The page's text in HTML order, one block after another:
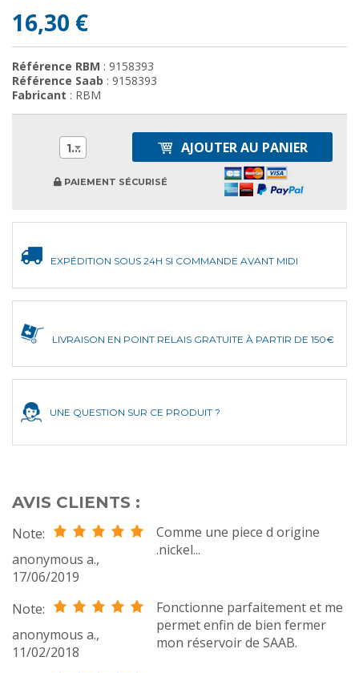
16,30 €
Référence RBM : 9158393
Référence Saab : 9158393
Fabricant : RBM
1 AJOUTER AU PANIER
PAIEMENT SÉCURISÉ
EXPÉDITION SOUS 24H SI COMMANDE AVANT MIDI
LIVRAISON EN POINT RELAIS GRATUITE À PARTIR DE 150€
UNE QUESTION SUR CE PRODUIT ?
AVIS CLIENTS :
Note:
anonymous a.,
17/06/2019
Comme une piece d origine
.nickel...
Note:
anonymous a.,
11/02/2018
Fonctionne parfaitement et me
permet enfin de bien fermer
mon réservoir de SAAB.